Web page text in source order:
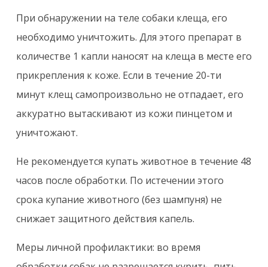
При обнаружении на теле собаки клеща, его
необходимо уничтожить. Для этого препарат в
количестве 1 капли наносят на клеща в месте его
прикрепления к коже. Если в течение 20-ти
минут клещ самопроизвольно не отпадает, его
аккуратно вытаскивают из кожи пинцетом и
уничтожают.
Не рекомендуется купать животное в течение 48
часов после обработки. По истечении этого
срока купание животного (без шампуня) не
снижает защитного действия капель.
Меры личной профилактики: во время